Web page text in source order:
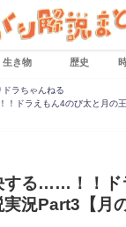
生き物 歴史
ドラちゃんねる
ドラえもん4のび太と月の
する……！！ド
況Part3【月